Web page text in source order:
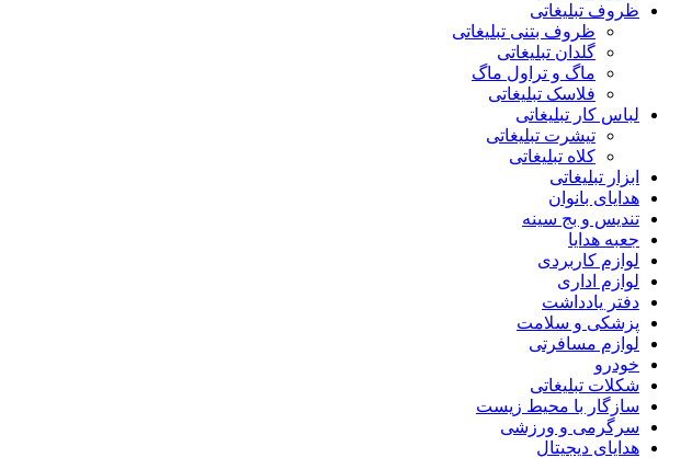
ظروف تبلیغاتی
ظروف بتنی تبلیغاتی
گلدان تبلیغاتی
ماگ و تراول ماگ
فلاسک تبلیغاتی
لباس کار تبلیغاتی
تیشرت تبلیغاتی
کلاه تبلیغاتی
ابزار تبلیغاتی
هدایای بانوان
تندیس و بج سینه
جعبه هدایا
لوازم کاربردی
لوازم اداری
دفتر یادداشت
پزشکی و سلامت
لوازم مسافرتی
خودرو
شکلات تبلیغاتی
سازگار با محیط زیست
سرگرمی و ورزشی
هدایای دیجیتال